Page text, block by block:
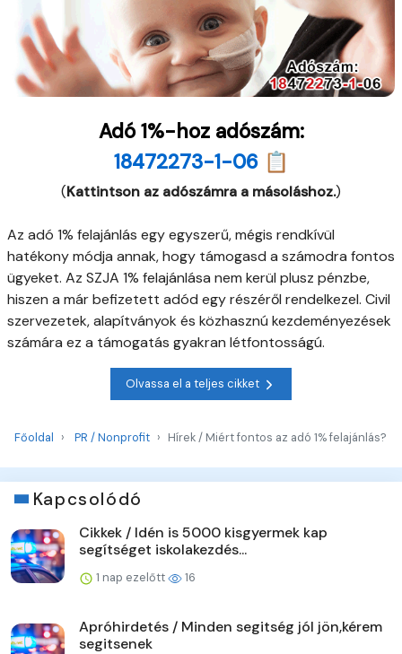
Adó 1%-hoz adószám:
18472273-1-06 📋
(Kattintson az adószámra a másoláshoz.)
Az adó 1% felajánlás egy egyszerű, mégis rendkívül
hatékony módja annak, hogy támogasd a számodra fontos
ügyeket. Az SZJA 1% felajánlása nem kerül plusz pénzbe,
hiszen a már befizetett adód egy részéről rendelkezel. Civil
szervezetek, alapítványok és közhasznú kezdeményezések
számára ez a támogatás gyakran létfontosságú.
Olvassa el a teljes cikket
Főoldal PR / Nonprofit Hírek / Miért fontos az adó 1% felajánlás?
Kapcsolódó
Cikkek / Idén is 5000 kisgyermek kap
segítséget iskolakezdés...
1 nap ezelőtt 16
Apróhirdetés / Minden segitség jól jön,kérem
segitsenek